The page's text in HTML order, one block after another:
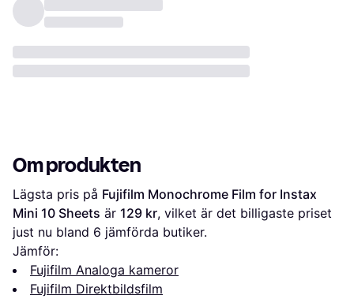
Om produkten
Lägsta pris på Fujifilm Monochrome Film for Instax
Mini 10 Sheets är 129 kr, vilket är det billigaste priset
just nu bland 6 jämförda butiker.
Jämför:
Fujifilm Analoga kameror
Fujifilm Direktbildsfilm